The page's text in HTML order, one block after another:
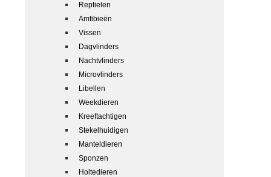
Reptielen
Amfibieën
Vissen
Dagvlinders
Nachtvlinders
Microvlinders
Libellen
Weekdieren
Kreeftachtigen
Stekelhuidigen
Manteldieren
Sponzen
Holtedieren